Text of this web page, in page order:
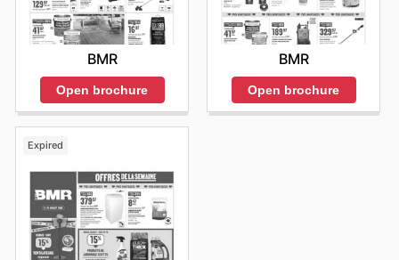
BMR
Open brochure
BMR
Open brochure
Expired